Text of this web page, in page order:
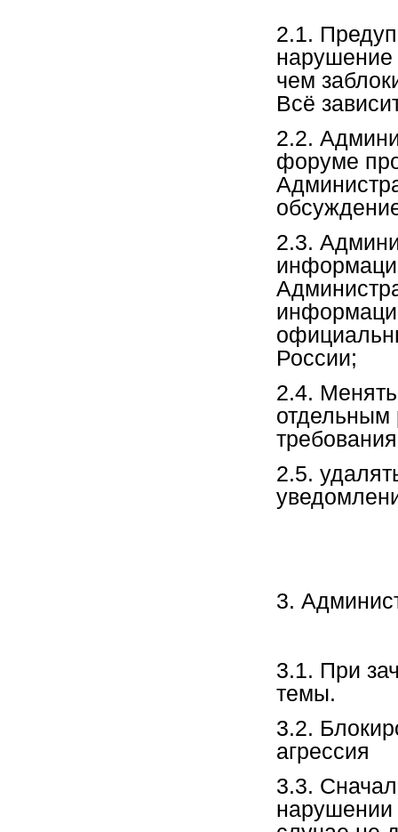
2.1.
чем
Всё
2.2.
форуме
2.3.
России;
2.4.
2.5.
3.
3.1. При
темы.
3.2.
агрессия
3.3.
нарушении